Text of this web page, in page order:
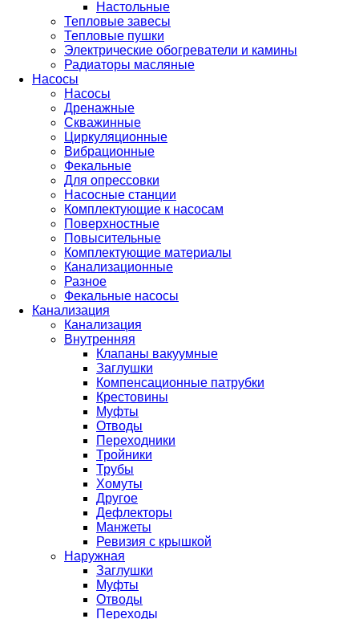
Настольные
Тепловые завесы
Тепловые пушки
Электрические обогреватели и камины
Радиаторы масляные
Насосы
Насосы
Дренажные
Скважинные
Циркуляционные
Вибрационные
Фекальные
Для опрессовки
Насосные станции
Комплектующие к насосам
Поверхностные
Повысительные
Комплектующие материалы
Канализационные
Разное
Фекальные насосы
Канализация
Канализация
Внутренняя
Клапаны вакуумные
Заглушки
Компенсационные патрубки
Крестовины
Муфты
Отводы
Переходники
Тройники
Трубы
Хомуты
Другое
Дефлекторы
Манжеты
Ревизия с крышкой
Наружная
Заглушки
Муфты
Отводы
Переходы